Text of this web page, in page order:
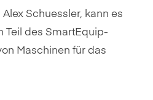
Schuessler, kann es
Teil des SmartEquip-
Maschinen für das